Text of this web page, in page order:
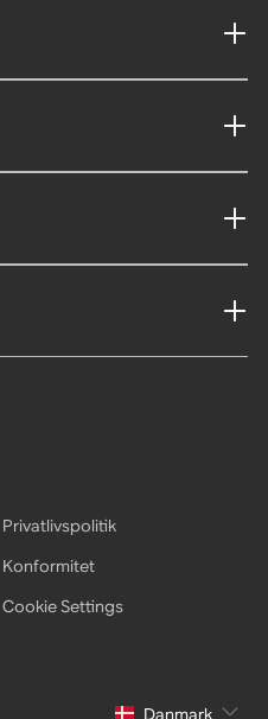
Privatlivspolitik
Konformitet
Cookie Settings
Danmark